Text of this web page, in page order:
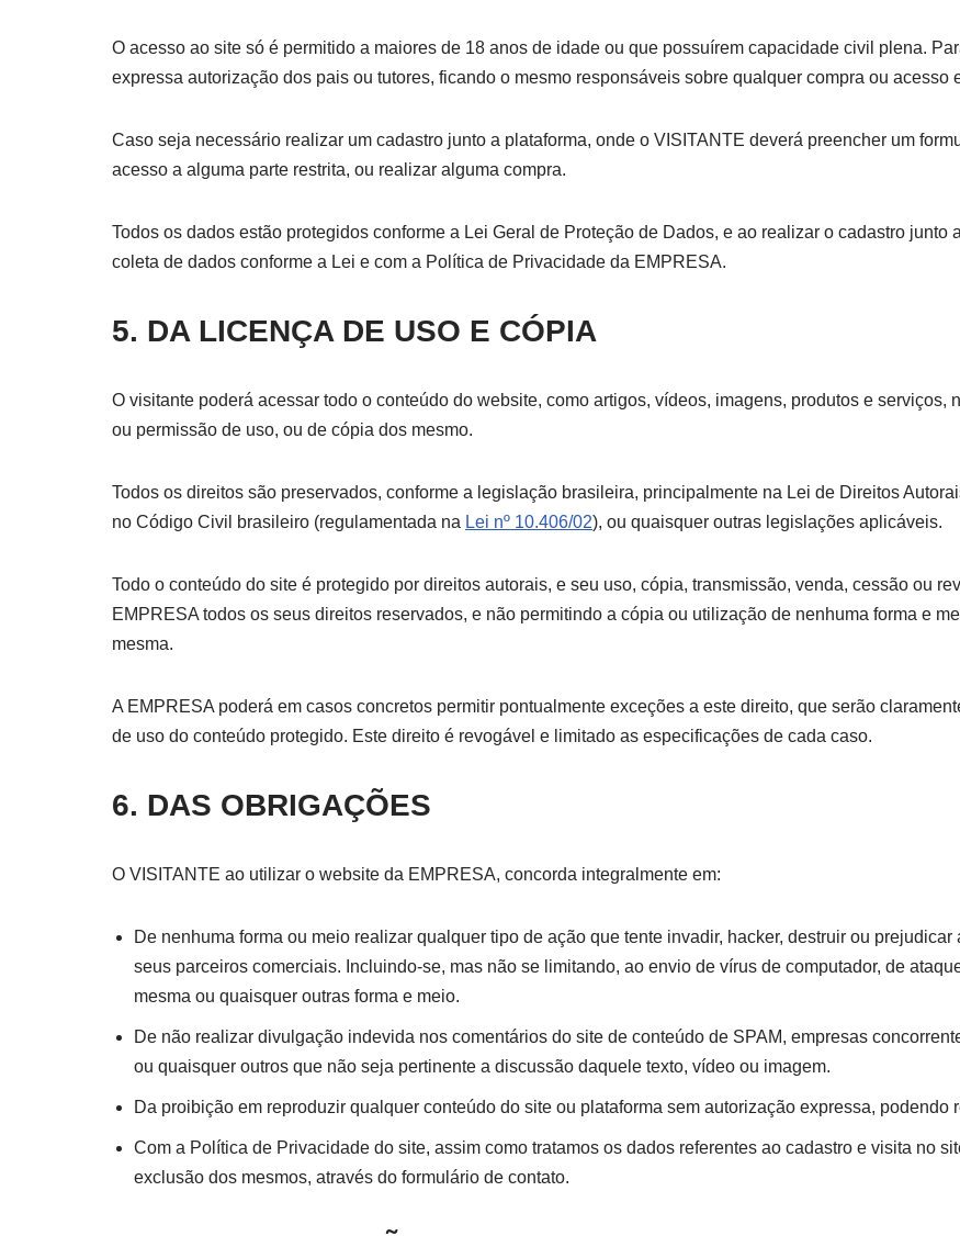
O acesso ao site só é permitido a maiores de 18 anos de idade ou que possuírem capacidade civil plena.
expressa autorização dos pais ou tutores, ficando o mesmo responsáveis sobre qualquer compra ou acesso
Caso seja necessário realizar um cadastro junto a plataforma, onde o VISITANTE deverá preencher um
acesso a alguma parte restrita, ou realizar alguma compra.
Todos os dados estão protegidos conforme a Lei Geral de Proteção de Dados, e ao realizar o cadastro
coleta de dados conforme a Lei e com a Política de Privacidade da EMPRESA.
5. DA LICENÇA DE USO E CÓPIA
O visitante poderá acessar todo o conteúdo do website, como artigos, vídeos, imagens, produtos e
ou permissão de uso, ou de cópia dos mesmo.
Todos os direitos são preservados, conforme a legislação brasileira, principalmente na Lei de Direitos
no Código Civil brasileiro (regulamentada na Lei nº 10.406/02), ou quaisquer outras legislações aplicáveis.
Todo o conteúdo do site é protegido por direitos autorais, e seu uso, cópia, transmissão, venda, cessão ou
EMPRESA todos os seus direitos reservados, e não permitindo a cópia ou utilização de nenhuma forma e
mesma.
A EMPRESA poderá em casos concretos permitir pontualmente exceções a este direito, que serão
de uso do conteúdo protegido. Este direito é revogável e limitado as especificações de cada caso.
6. DAS OBRIGAÇÕES
O VISITANTE ao utilizar o website da EMPRESA, concorda integralmente em:
De nenhuma forma ou meio realizar qualquer tipo de ação que tente invadir, hacker, destruir ou
seus parceiros comerciais. Incluindo-se, mas não se limitando, ao envio de vírus de computador, de
mesma ou quaisquer outras forma e meio.
De não realizar divulgação indevida nos comentários do site de conteúdo de SPAM, empresas
ou quaisquer outros que não seja pertinente a discussão daquele texto, vídeo ou imagem.
Da proibição em reproduzir qualquer conteúdo do site ou plataforma sem autorização expressa,
Com a Política de Privacidade do site, assim como tratamos os dados referentes ao cadastro e visita no
exclusão dos mesmos, através do formulário de contato.